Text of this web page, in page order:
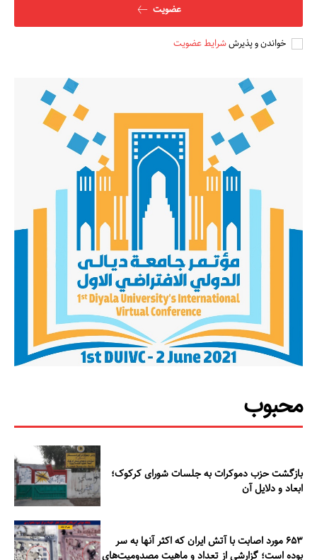
تماس با ما
عضویت
خواندن و پذیرششرایط عضویت
محبوب
بازگشت حزب دموکرات به جلسات شورای کرکوک؛
ابعاد و دلایل آن
۶۵۳ مورد اصابت با آتش ایران که اکثر آنها به سر
بوده است؛ گزارشی از تعداد و ماهیت مصدومیت‌های